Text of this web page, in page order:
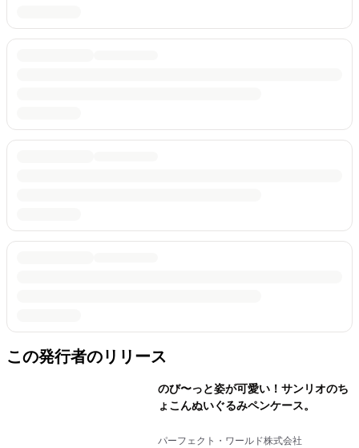
この発行者のリリース
のび〜っと姿が可愛い！サンリオのち
ょこんぬいぐるみペンケース。
パーフェクト・ワールド株式会社